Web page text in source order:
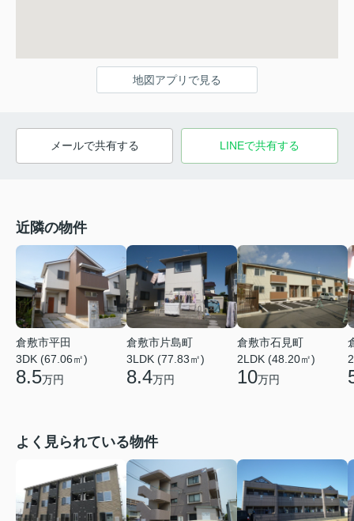
地図アプリで見る
メールで共有する LINEで共有する
近隣の物件
倉敷市平田
3DK (67.06㎡)
8.5万円
倉敷市片島町
3LDK (77.83㎡)
8.4万円
倉敷市石見町
2LDK (48.20㎡)
10万円
よく見られている物件